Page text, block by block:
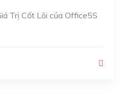
Trị Cốt Lõi của Office5S